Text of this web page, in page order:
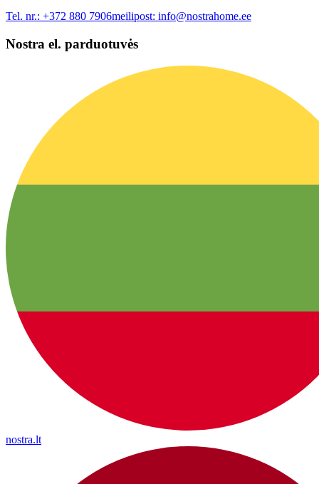
Tel. nr.: +372 880 7906meilipost: info@nostrahome.ee
Nostra el. parduotuvės
nostra.lt